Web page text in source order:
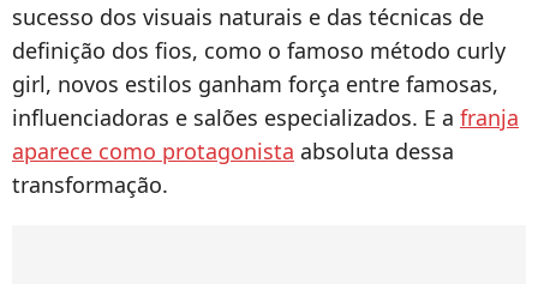
sucesso dos visuais naturais e das técnicas de
definição dos fios, como o famoso método curly
girl, novos estilos ganham força entre famosas,
influenciadoras e salões especializados. E a franja
aparece como protagonista absoluta dessa
transformação.